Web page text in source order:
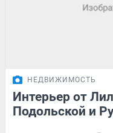
НЕДВИЖИМОСТЬ
Интерьер от
Подольской и